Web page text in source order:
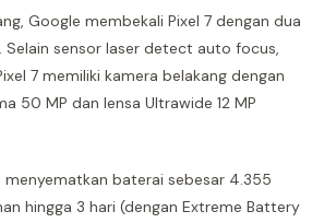
Google membekali Pixel 7 dengan dua
Selain sensor laser detect auto focus,
7 memiliki kamera belakang dengan
50 MP dan lensa Ultrawide 12 MP
menyematkan baterai sebesar 4.355
hingga 3 hari (dengan Extreme Battery